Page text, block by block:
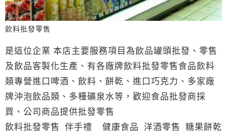
飲料批發零售
是這位企業 本店主要服務項目為飲品罐頭批發、零售
及飲品客製化生產、有各廠牌飲料批發零售食品飲料
類專營進口啤酒、飲料、餅乾、進口巧克力、多家廠
牌沖泡飲品類、多種礦泉水等，歡迎食品批發商採
買、公司商品提供批發零售
飲料批發零售 伴手禮 健康食品 洋酒零售 糖果餅乾